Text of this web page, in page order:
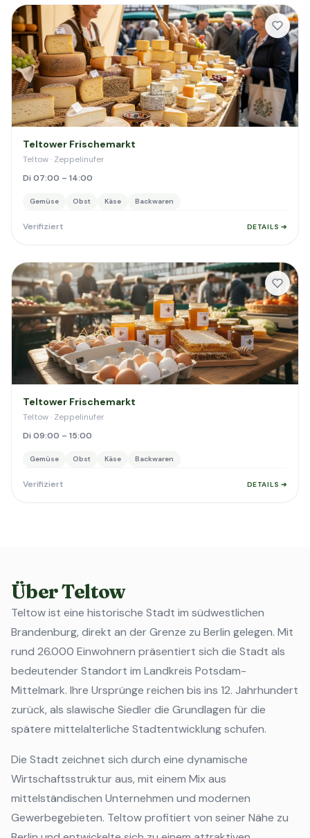
Teltower Frischemarkt
Teltow · Zeppelinufer
Di 07:00 – 14:00
Gemüse Obst Käse Backwaren
Verifiziert DETAILS ➔
Teltower Frischemarkt
Teltow · Zeppelinufer
Di 09:00 – 15:00
Gemüse Obst Käse Backwaren
Verifiziert DETAILS ➔
Über Teltow
Teltow ist eine historische Stadt im südwestlichen
Brandenburg, direkt an der Grenze zu Berlin gelegen. Mit
rund 26.000 Einwohnern präsentiert sich die Stadt als
bedeutender Standort im Landkreis Potsdam-
Mittelmark. Ihre Ursprünge reichen bis ins 12. Jahrhundert
zurück, als slawische Siedler die Grundlagen für die
spätere mittelalterliche Stadtentwicklung schufen.
Die Stadt zeichnet sich durch eine dynamische
Wirtschaftsstruktur aus, mit einem Mix aus
mittelständischen Unternehmen und modernen
Gewerbegebieten. Teltow profitiert von seiner Nähe zu